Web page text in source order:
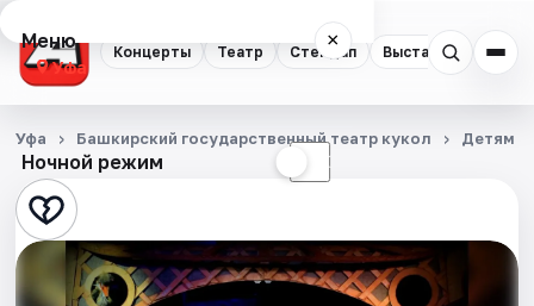
Концерты Театр Стендап Выставки
Меню ×
Уфа
Концерты
Театр
Стендап
Выставки
Ночной режим ☾
Уфа Башкирский государственный театр кукол Детям